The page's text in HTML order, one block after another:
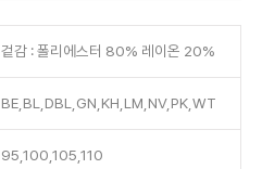
겉감 : 폴리에스터 80% 레이온 20%
BE,BL,DBL,GN,KH,LM,NV,PK,WT
95,100,105,110